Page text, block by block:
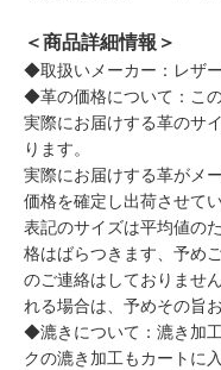
＜商品詳細情報＞
◆取扱いメーカー：レザ
◆革の価格について：こ
実際にお届けする革のサ
ります。
実際にお届けする革がメ
価格を確定し出荷させて
表記のサイズは平均値の
格はばらつきます、予め
のご連絡はしておりませ
れる場合は、予めその旨
◆漉きについて：漉き加
クの漉き加工もカートに